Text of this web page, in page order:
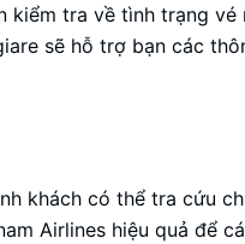
kiểm tra về tình trạng
sẽ hỗ trợ bạn các
khách có thể tra cứu
Airlines hiệu quả để